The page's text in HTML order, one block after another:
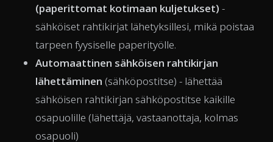
(paperittomat kotimaan kuljetukset) -
sähköiset rahtikirjat lähetyksillesi, mikä poistaa
tarpeen fyysiselle paperityölle.
Automaattinen sähköisen rahtikirjan
lähettäminen (sähköpostitse) - lähettää
sähköisen rahtikirjan sähköpostitse kaikille
osapuolille (lähettäjä, vastaanottaja, kolmas
osapuoli)